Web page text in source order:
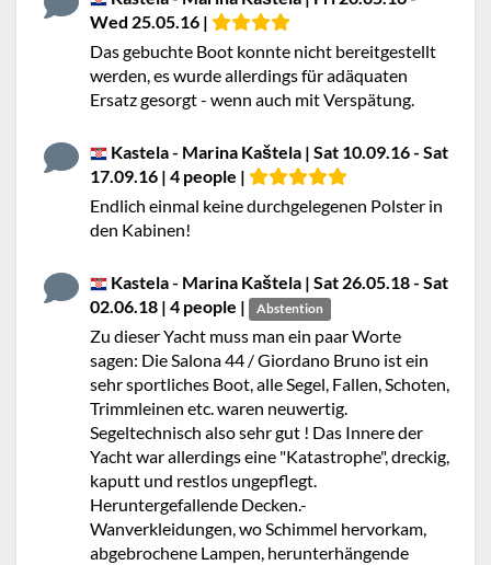
Wed 25.05.16 |
Das gebuchte Boot konnte nicht bereitgestellt
werden, es wurde allerdings für adäquaten
Ersatz gesorgt - wenn auch mit Verspätung.
Kastela - Marina Kaštela | Sat 10.09.16 - Sat
17.09.16 | 4 people |
Endlich einmal keine durchgelegenen Polster in
den Kabinen!
Kastela - Marina Kaštela | Sat 26.05.18 - Sat
02.06.18 | 4 people |
Abstention
Zu dieser Yacht muss man ein paar Worte
sagen: Die Salona 44 / Giordano Bruno ist ein
sehr sportliches Boot, alle Segel, Fallen, Schoten,
Trimmleinen etc. waren neuwertig.
Segeltechnisch also sehr gut ! Das Innere der
Yacht war allerdings eine "Katastrophe", dreckig,
kaputt und restlos ungepflegt.
Heruntergefallende Decken.-
Wanverkleidungen, wo Schimmel hervorkam,
abgebrochene Lampen, herunterhängende